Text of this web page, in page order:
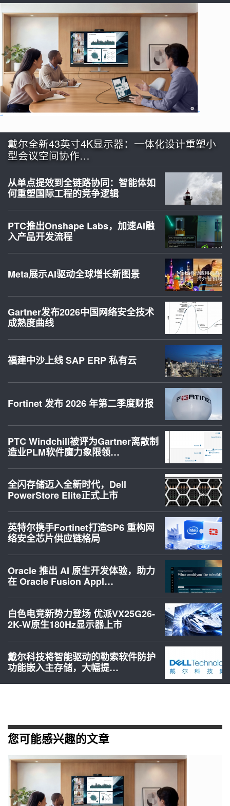
戴尔全新43英寸4K显示器：一体化设计重塑小
型会议空间协作…
从单点提效到全链路协同：智能体如
何重塑国际工程的竞争逻辑
PTC推出Onshape Labs，加速AI融
入产品开发流程
Meta展示AI驱动全球增长新图景
Gartner发布2026中国网络安全技术
成熟度曲线
福建中沙上线 SAP ERP 私有云
Fortinet 发布 2026 年第二季度财报
PTC Windchill被评为Gartner离散制
造业PLM软件魔力象限领…
全闪存储迈入全新时代，Dell
PowerStore Elite正式上市
英特尔携手Fortinet打造SP6 重构网
络安全芯片供应链格局
Oracle 推出 AI 原生开发体验，助力
在 Oracle Fusion Appl…
白色电竞新势力登场 优派VX25G26-
2K-W原生180Hz显示器上市
戴尔科技将智能驱动的勒索软件防护
功能嵌入主存储，大幅提…
您可能感兴趣的文章